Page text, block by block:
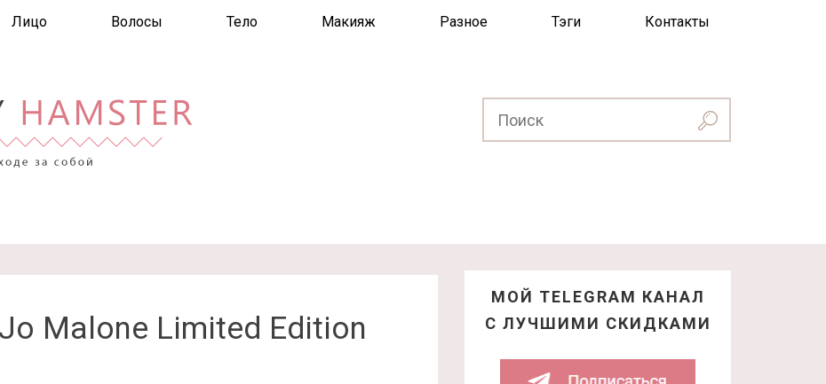
Лицо Волосы Тело Макияж Разное Тэги Контакты
Malone Limited Edition
МОЙ TELEGRAM КАНАЛ
С ЛУЧШИМИ СКИДКАМИ